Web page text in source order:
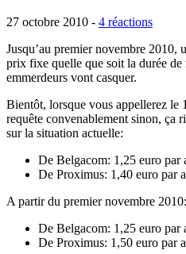
27 octobre 2010 - 4 réactions
Jusqu’au premier novembre 2010,
prix fixe quelle que soit la durée de
emmerdeurs vont casquer.
Bientôt, lorsque vous appellerez le
requête convenablement sinon, ça
sur la situation actuelle:
De Belgacom: 1,25 euro par
De Proximus: 1,40 euro par
A partir du premier novembre 2010:
De Belgacom: 1,25 euro par
De Proximus: 1,50 euro par